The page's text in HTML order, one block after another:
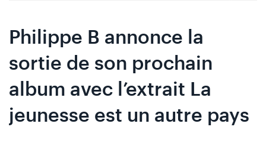
Philippe B annonce la
sortie de son prochain
album avec l’extrait La
jeunesse est un autre pays